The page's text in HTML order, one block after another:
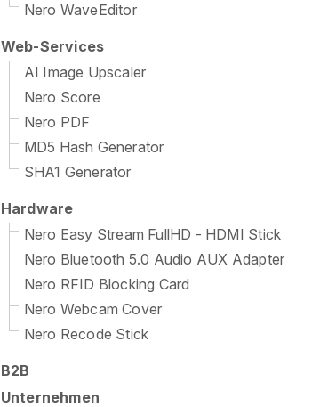
Nero WaveEditor
Web-Services
AI Image Upscaler
Nero Score
Nero PDF
MD5 Hash Generator
SHA1 Generator
Hardware
Nero Easy Stream FullHD - HDMI Stick
Nero Bluetooth 5.0 Audio AUX Adapter
Nero RFID Blocking Card
Nero Webcam Cover
Nero Recode Stick
B2B
Unternehmen